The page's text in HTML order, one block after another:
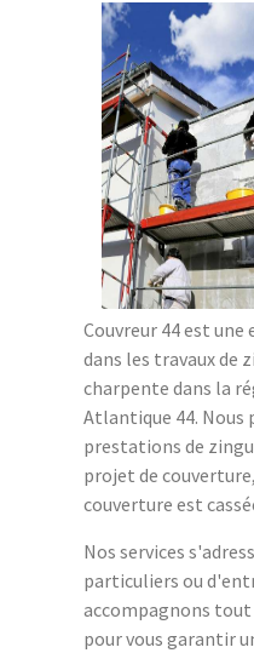
Couvreur 44 est
dans les travaux de
charpente dans la
Atlantique 44. Nous
prestations de
projet de
couverture est
Nos services
particuliers ou
accompagnons
pour vous garantir